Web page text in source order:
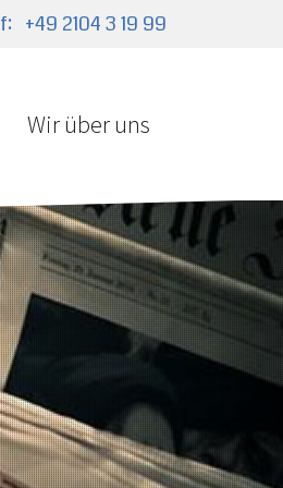
+49 2104 3 19 99
Wir über uns